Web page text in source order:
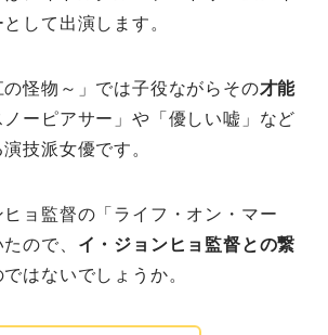
して出演します。
の怪物～」では子役ながらその才能
ノーピアサー」や「優しい嘘」など
技派女優です。
ヒョ監督の「ライフ・オン・マー
ので、 イ・ジョンヒョ監督との繋
はないでしょうか。